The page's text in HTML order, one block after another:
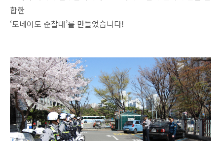
합한
‘토네이도 순찰대’를 만들었습니다!